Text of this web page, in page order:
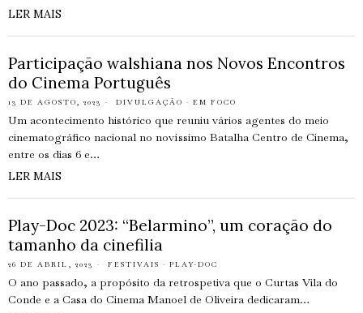
LER MAIS
Participação walshiana nos Novos Encontros
do Cinema Português
13 DE AGOSTO, 2023 DIVULGAÇÃO · EM FOCO
Um acontecimento histórico que reuniu vários agentes do meio
cinematográfico nacional no novíssimo Batalha Centro de Cinema,
entre os dias 6 e…
LER MAIS
Play-Doc 2023: “Belarmino”, um coração do
tamanho da cinefilia
26 DE ABRIL, 2023 FESTIVAIS · PLAY-DOC
O ano passado, a propósito da retrospetiva que o Curtas Vila do
Conde e a Casa do Cinema Manoel de Oliveira dedicaram…